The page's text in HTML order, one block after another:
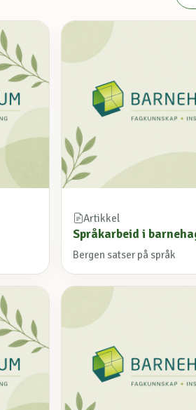
Artikkel
Språkarbeid i
Bergen satser på språk